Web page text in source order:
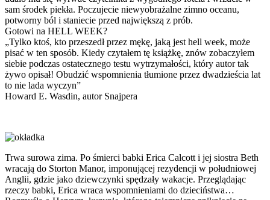
sam środek piekła. Poczujecie niewyobrażalne zimno oceanu,
potworny ból i staniecie przed największą z prób.
Gotowi na HELL WEEK?
„Tylko ktoś, kto przeszedł przez mękę, jaką jest hell week, może
pisać w ten sposób. Kiedy czytałem tę książkę, znów zobaczyłem
siebie podczas ostatecznego testu wytrzymałości, który autor tak
żywo opisał! Obudzić wspomnienia tłumione przez dwadzieścia lat
to nie lada wyczyn”
Howard E. Wasdin, autor Snajpera
Trwa surowa zima. Po śmierci babki Erica Calcott i jej siostra Beth
wracają do Storton Manor, imponującej rezydencji w południowej
Anglii, gdzie jako dziewczynki spędzały wakacje. Przeglądając
rzeczy babki, Erica wraca wspomnieniami do dzieciństwa…